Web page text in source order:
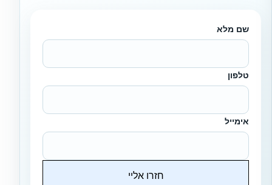
שם מלא
טלפון
אימייל
חזרו אליי